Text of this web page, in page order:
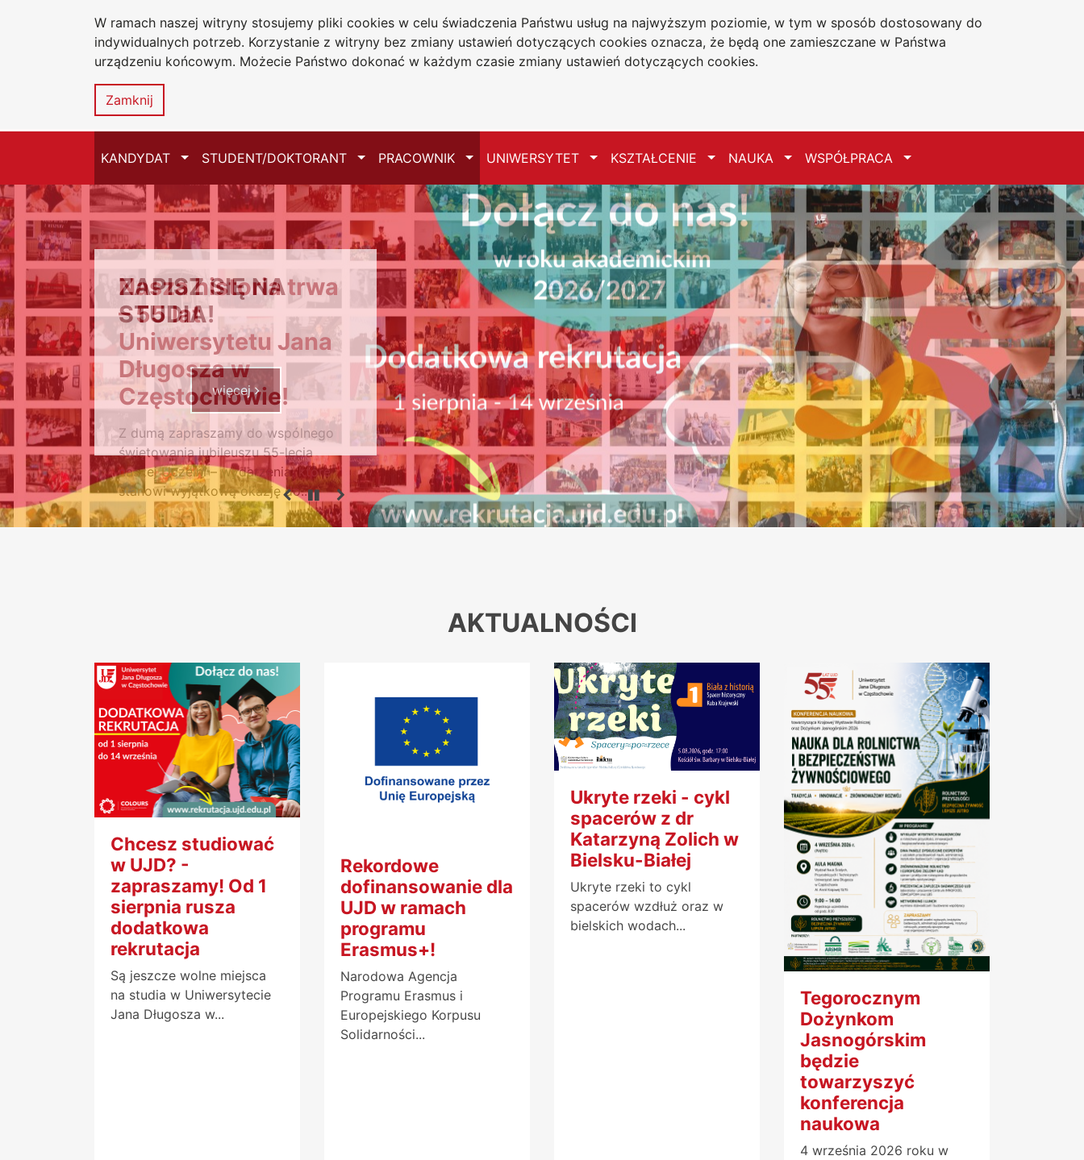
W ramach naszej witryny stosujemy pliki cookies w celu świadczenia Państwu usług na najwyższym poziomie, w tym w sposób dostosowany do
indywidualnych potrzeb. Korzystanie z witryny bez zmiany ustawień dotyczących cookies oznacza, że będą one zamieszczane w Państwa
urządzeniu końcowym. Możecie Państwo dokonać w każdym czasie zmiany ustawień dotyczących cookies.
Zamknij
Przejdź do głównego menu
Przejdź do treści
Przejdź do wyszukiwarki
Przejdź do mapy serwisuUniwersytet
Jana Długosza w Częstochowie
Deklaracja dostępności
KANDYDAT Przełącz
STUDENT/DOKTORANT Przełącz
PRACOWNIK Przełącz
UNIWERSYTET Przełącz
KSZTAŁCENIE Przełącz
NAUKA Przełącz
WSPÓŁPRACA Przełącz
PRZECZYTAJ KONIECZNIE
Nasza historia trwa
– 55 lat
Uniwersytetu Jana
Długosza w
Częstochowie!
Z dumą zapraszamy do wspólnego
świętowania jubileuszu 55-lecia
naszej Uczelni – wydarzenia, które
stanowi wyjątkową okazję do...
AKTUALNOŚCI
Chcesz studiować
w UJD? -
zapraszamy! Od 1
sierpnia rusza
dodatkowa
rekrutacja
Są jeszcze wolne miejsca
na studia w Uniwersytecie
Jana Długosza w...
Rekordowe
dofinansowanie dla
UJD w ramach
programu
Erasmus+!
Narodowa Agencja
Programu Erasmus i
Europejskiego Korpusu
Solidarności...
Ukryte rzeki - cykl
spacerów z dr
Katarzyną Zolich w
Bielsku-Białej
Ukryte rzeki to cykl
spacerów wzdłuż oraz w
bielskich wodach...
Tegorocznym
Dożynkom
Jasnogórskim
będzie
towarzyszyć
konferencja
naukowa
4 września 2026 roku w